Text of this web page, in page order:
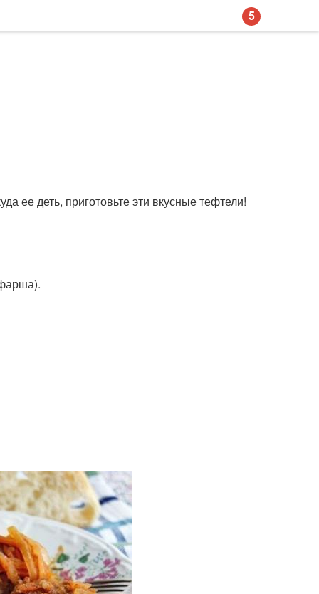
ее деть, приготовьте эти вкусные тефтели!
5